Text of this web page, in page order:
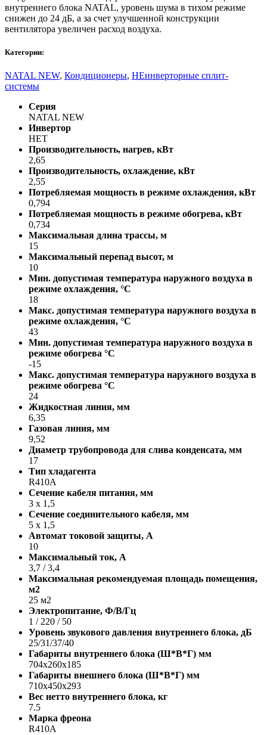
внутреннего блока NATAL, уровень шума в тихом режиме
снижен до 24 дБ, а за счет улучшенной конструкции
вентилятора увеличен расход воздуха.
Категории:
NATAL NEW, Кондиционеры, НЕинверторные сплит-
системы
Серия
NATAL NEW
Инвертор
НЕТ
Производительность, нагрев, кВт
2,65
Производительность, охлаждение, кВт
2,55
Потребляемая мощность в режиме охлаждения, кВт
0,794
Потребляемая мощность в режиме обогрева, кВт
0,734
Максимальная длина трассы, м
15
Максимальный перепад высот, м
10
Мин. допустимая температура наружного воздуха в
режиме охлаждения, °С
18
Макс. допустимая температура наружного воздуха в
режиме охлаждения, °С
43
Мин. допустимая температура наружного воздуха в
режиме обогрева °С
-15
Макс. допустимая температура наружного воздуха в
режиме обогрева °С
24
Жидкостная линия, мм
6,35
Газовая линия, мм
9,52
Диаметр трубопровода для слива конденсата, мм
17
Тип хладагента
R410A
Сечение кабеля питания, мм
3 х 1,5
Сечение соединительного кабеля, мм
5 х 1,5
Автомат токовой защиты, A
10
Максимальный ток, А
3,7 / 3,4
Максимальная рекомендуемая площадь помещения,
м2
25 м2
Электропитание, Ф/В/Гц
1 / 220 / 50
Уровень звукового давления внутреннего блока, дБ
25/31/37/40
Габариты внутреннего блока (Ш*В*Г) мм
704x260x185
Габариты внешнего блока (Ш*В*Г) мм
710x450x293
Вес нетто внутреннего блока, кг
7.5
Марка фреона
R410A